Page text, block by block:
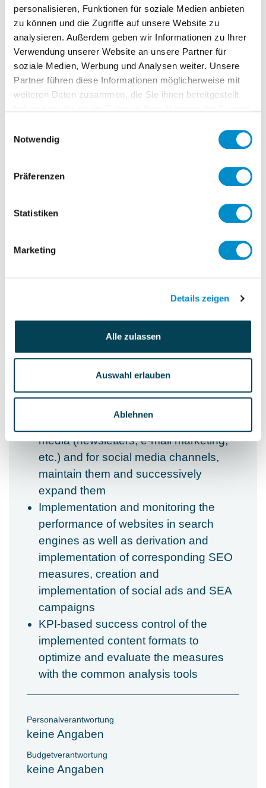
personalisieren, Funktionen für soziale Medien anbieten
zu können und die Zugriffe auf unsere Website zu
analysieren. Außerdem geben wir Informationen zu Ihrer
Verwendung unserer Website an unsere Partner für
soziale Medien, Werbung und Analysen weiter. Unsere
Partner führen diese Informationen möglicherweise mit
weiteren Daten zusammen, die Sie ihnen bereitgestellt
Notwendig
Präferenzen
Statistiken
Marketing
Details zeigen
Alle zulassen
Auswahl erlauben
Ablehnen
Sales Calls and offerings
Product Owner CRM: Further
development of the CRM system used
in close cooperation with sales and
marketing
Supporting the data-based optimization
incl. KPI-based dashboards (CPL,
Understand the market with various
measures together with an existing
team and contribute significantly to the
further development of the website as
well as to the creation of topic-specific
landing pages
media (newsletters, e-mail marketing,
etc.) and for social media channels,
maintain them and successively
expand them
Implementation and monitoring the
performance of websites in search
engines as well as derivation and
implementation of corresponding SEO
measures, creation and
implementation of social ads and SEA
campaigns
KPI-based success control of the
implemented content formats to
optimize and evaluate the measures
with the common analysis tools
Personalverantwortung
keine Angaben
Budgetverantwortung
keine Angaben